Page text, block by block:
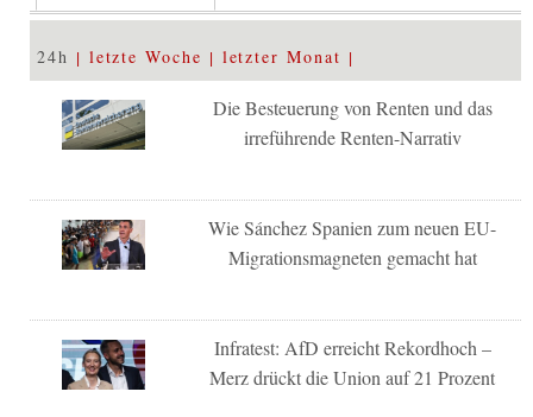
24h letzte Woche letzter Monat
Die Besteuerung von Renten und das
irreführende Renten-Narrativ
Wie Sánchez Spanien zum neuen EU-
Migrationsmagneten gemacht hat
Infratest: AfD erreicht Rekordhoch –
Merz drückt die Union auf 21 Prozent